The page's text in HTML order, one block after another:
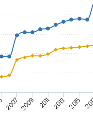
2007 2009 2011 2013 2015